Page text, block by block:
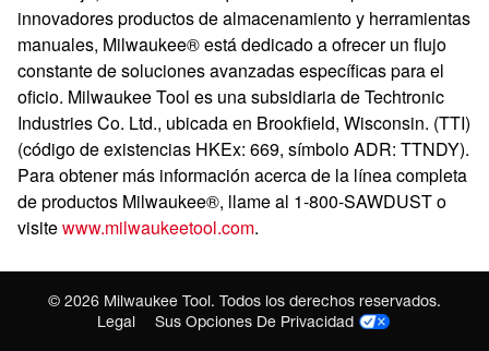
innovadores productos de almacenamiento y herramientas
manuales, Milwaukee® está dedicado a ofrecer un flujo
constante de soluciones avanzadas específicas para el
oficio. Milwaukee Tool es una subsidiaria de Techtronic
Industries Co. Ltd., ubicada en Brookfield, Wisconsin. (TTI)
(código de existencias HKEx: 669, símbolo ADR: TTNDY).
Para obtener más información acerca de la línea completa
de productos Milwaukee®, llame al 1-800-SAWDUST o
visitewww.milwaukeetool.com.
© 2026 Milwaukee Tool. Todos los derechos reservados.
Legal
Sus Opciones De Privacidad